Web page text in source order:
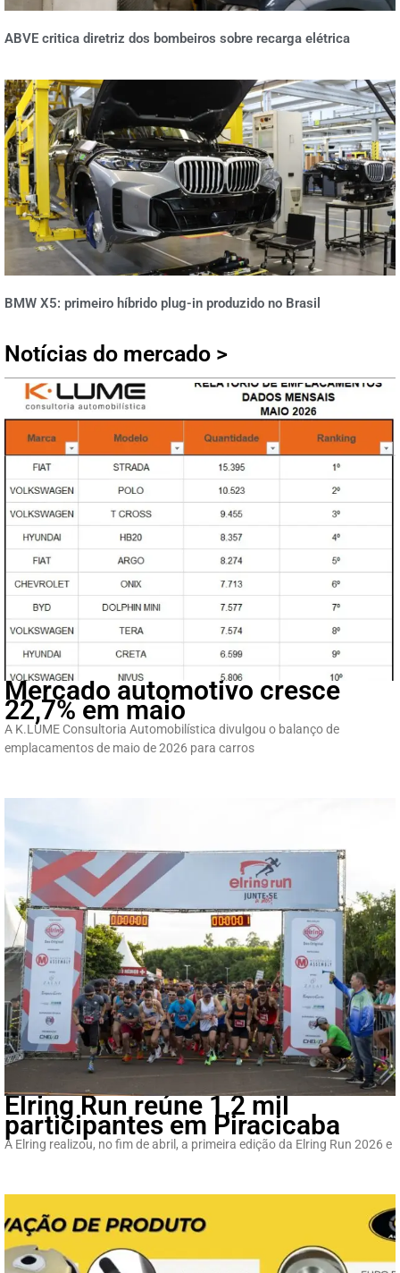
ABVE critica diretriz dos bombeiros sobre recarga elétrica
BMW X5: primeiro híbrido plug-in produzido no Brasil
Notícias do mercado >
Mercado automotivo cresce
22,7% em maio
A K.LUME Consultoria Automobilística divulgou o balanço de
emplacamentos de maio de 2026 para carros
Elring Run reúne 1,2 mil
participantes em Piracicaba
A Elring realizou, no fim de abril, a primeira edição da Elring Run 2026 e